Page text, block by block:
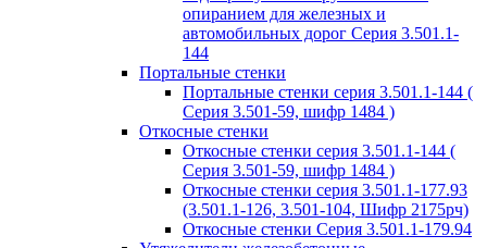
опиранием для железных и
автомобильных дорог Серия 3.501.1-
144
Портальные стенки
Портальные стенки серия 3.501.1-144 (
Серия 3.501-59, шифр 1484 )
Откосные стенки
Откосные стенки серия 3.501.1-144 (
Серия 3.501-59, шифр 1484 )
Откосные стенки серия 3.501.1-177.93
(3.501.1-126, 3.501-104, Шифр 2175рч)
Откосные стенки Серия 3.501.1-179.94